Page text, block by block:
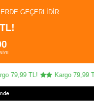
GEÇERLIDIR.
79,99 TL! Kargo 79,99 TL!
4